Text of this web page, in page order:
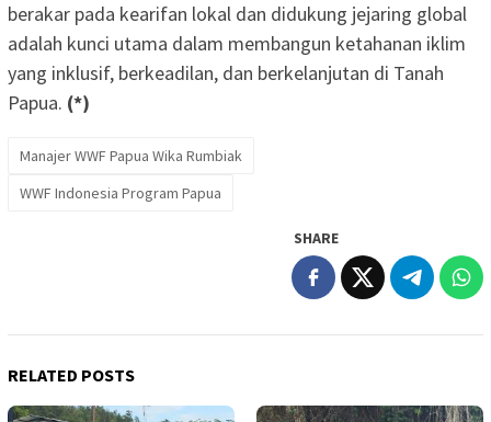
berakar pada kearifan lokal dan didukung jejaring global
adalah kunci utama dalam membangun ketahanan iklim
yang inklusif, berkeadilan, dan berkelanjutan di Tanah
Papua. (*)
Manajer WWF Papua Wika Rumbiak
WWF Indonesia Program Papua
SHARE
RELATED POSTS